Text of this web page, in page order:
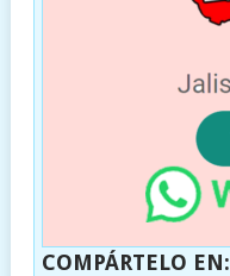
COMPÁRTELO EN: